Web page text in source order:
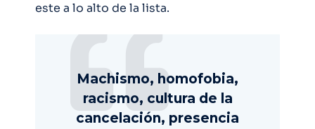
este a lo alto de la lista.
Machismo, homofobia,
racismo, cultura de la
cancelación, presencia